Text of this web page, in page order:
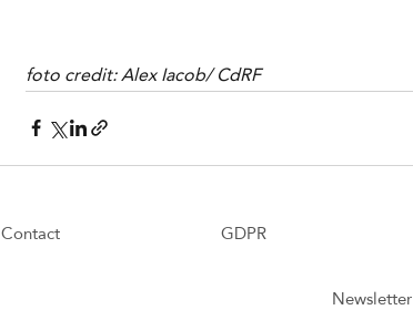
foto credit: Alex Iacob/ CdRF
Contact GDPR
Newsletter